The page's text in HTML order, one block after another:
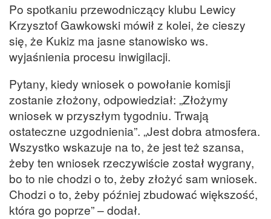
Po spotkaniu przewodniczący klubu Lewicy
Krzysztof Gawkowski mówił z kolei, że cieszy
się, że Kukiz ma jasne stanowisko ws.
wyjaśnienia procesu inwigilacji.
Pytany, kiedy wniosek o powołanie komisji
zostanie złożony, odpowiedział: „Złożymy
wniosek w przyszłym tygodniu. Trwają
ostateczne uzgodnienia”. „Jest dobra atmosfera.
Wszystko wskazuje na to, że jest też szansa,
żeby ten wniosek rzeczywiście został wygrany,
bo to nie chodzi o to, żeby złożyć sam wniosek.
Chodzi o to, żeby później zbudować większość,
która go poprze” – dodał.